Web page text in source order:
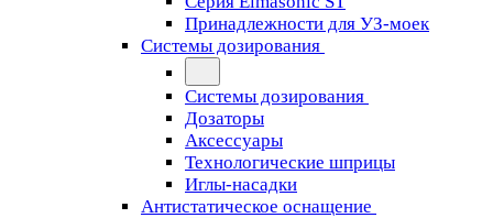
Принадлежности для УЗ-моек
Системы дозирования
Системы дозирования
Дозаторы
Аксессуары
Технологические шприцы
Иглы-насадки
Антистатическое оснащение